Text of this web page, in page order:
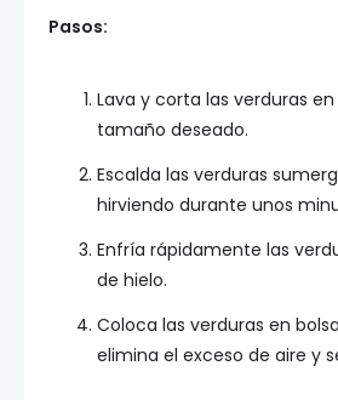
Pasos:
Lava y corta las verduras
tamaño deseado.
Escalda las verduras
hirviendo durante unos
Enfría rápidamente las
de hielo.
Coloca las verduras en
elimina el exceso de aire y